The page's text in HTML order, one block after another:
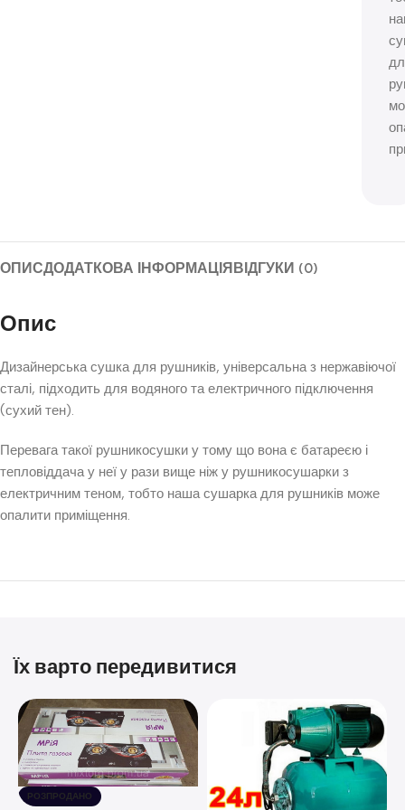
ОПИСДОДАТКОВА ІНФОРМАЦІЯВІДГУКИ (0)
Опис
Дизайнерська сушка для рушників, універсальна з нержавіючої
сталі, підходить для водяного та електричного підключення
(сухий тен).
Перевага такої рушникосушки у тому що вона є батареєю і
тепловіддача у неї у рази вище ніж у рушникосушарки з
електричним теном, тобто наша сушарка для рушників може
опалити приміщення.
Їх варто передивитися
РОЗПРОДАНО